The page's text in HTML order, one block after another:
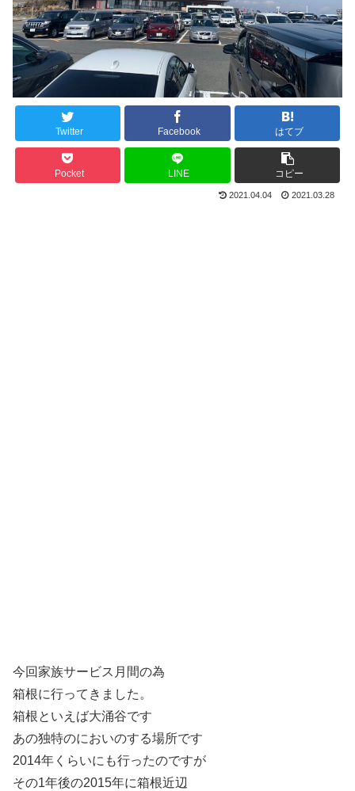
Twitter Facebook はてブ
Pocket LINE コピー
2021.04.04 2021.03.28
今回家族サービス月間の為
箱根に行ってきました。
箱根といえば大涌谷です
あの独特のにおいのする場所です
2014年くらいにも行ったのですが
その1年後の2015年に箱根近辺